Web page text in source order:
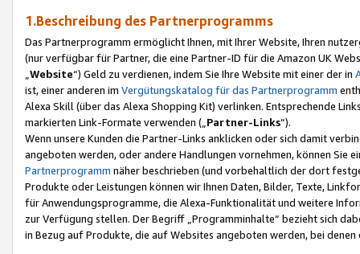
1.Beschreibung des Partnerprogramms
Das Partnerprogramm ermöglicht Ihnen, mit Ihrer Website, Ihren
(nur verfügbar für Partner, die eine Partner-ID für die Amazon UK
Website“) Geld zu verdienen, indem Sie Ihre Website mit einer der in
ist, einer anderen im Vergütungskatalog für das Partnerprogramm
Alexa Skill (über das Alexa Shopping Kit) verlinken. Entsprechende
markierten Link-Formate verwenden („ Partner-Links“).
Wenn unsere Kunden die Partner-Links anklicken oder sich damit
angeboten werden, oder andere Handlungen vornehmen, können Sie
Partnerprogramm näher beschrieben (und vorbehaltlich der dort
Produkte oder Leistungen können wir Ihnen Daten, Bilder, Texte,
für Anwendungsprogramme, die Alexa-Funktionalität und weitere
zur Verfügung stellen. Der Begriff „Programminhalte“ bezieht sich
in Bezug auf Produkte, die auf Websites angeboten werden, bei